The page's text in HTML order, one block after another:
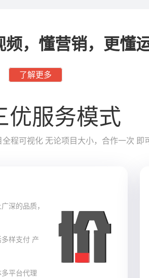
频，懂营销，更懂
了解更多
优服务模式
程可视化 无论项目大小，合作一次 即
深的品质，
多样支付 产
多平台代理